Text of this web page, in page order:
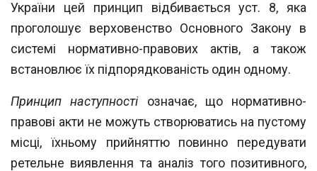
України цей принцип відбивається уст. 8, яка
проголошує верховенство Основного Закону в
системі нормативно-правових актів, а також
встановлює їх підпорядкованість один одному.
Принцип наступності означає, що нормативно-
правові акти не можуть створюватись на пустому
місці, їхньому прийняттю повинно передувати
ретельне виявлення та аналіз того позитивного,